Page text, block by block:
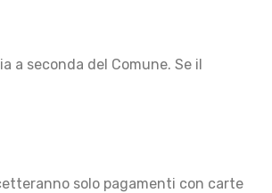
a seconda del Comune. Se il
solo pagamenti con carte